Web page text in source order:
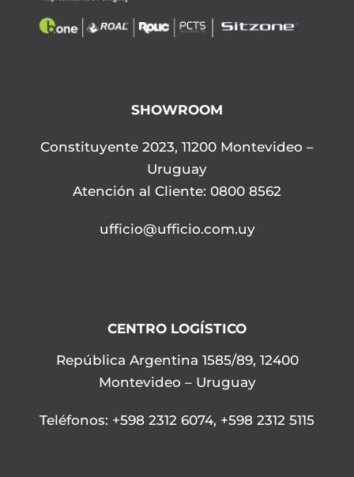
SHOWROOM
Constituyente 2023, 11200 Montevideo –
Uruguay
Atención al Cliente: 0800 8562
ufficio@ufficio.com.uy
CENTRO LOGÍSTICO
República Argentina 1585/89, 12400
Montevideo – Uruguay
Teléfonos: +598 2312 6074, +598 2312 5115